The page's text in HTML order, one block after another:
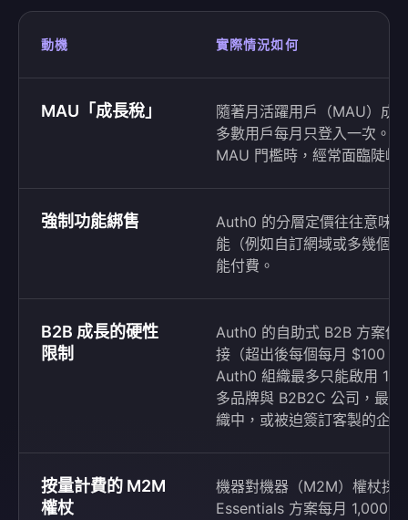
動機 實際情況如何
MAU「成長稅」
隨著月活躍用戶（MAU）成
多數用戶每月只登入一次。
MAU 門檻時，經常面臨陡峭
強制功能綁售
Auth0 的分層定價往往意味
能（例如自訂網域或多幾個
能付費。
B2B 成長的硬性
限制
Auth0 的自助式 B2B 方案僅
接（超出後每個每月 $100，
Auth0 組織最多只能啟用 10
多品牌與 B2B2C 公司，最
織中，或被迫簽訂客製的企
按量計費的 M2M
權杖
機器對機器（M2M）權杖採
Essentials 方案每月 1,000